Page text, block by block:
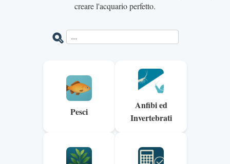
creare l'acquario perfetto.
Pesci
Anfibi ed
Invertebrati